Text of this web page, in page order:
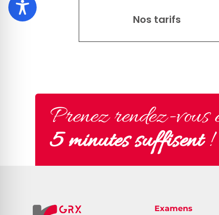
Nos tarifs
Prenez rendez-vous
5 minutes suffisent!
Examens